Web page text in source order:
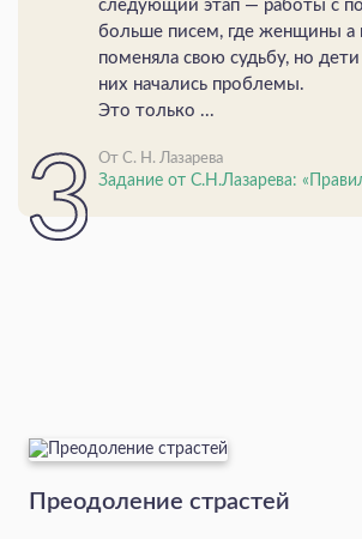
следующий этап — работы с
больше писем, где женщины а
поменяла свою судьбу, но
них начались проблемы.
Это только ...
От С. Н. Лазарева
Задание от С.Н.Лазарева:
Преодоление страстей